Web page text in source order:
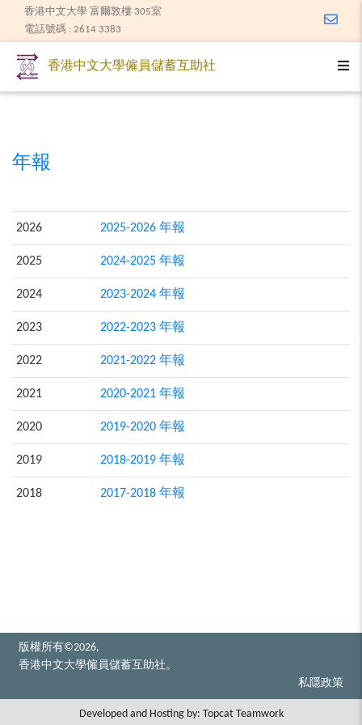
香港中文大學 富爾敦樓 305室
電話號碼 : 2614 3383
Email
香港中文大學僱員儲蓄互助社
年報
2026 2025-2026 年報
2025 2024-2025 年報
2024 2023-2024 年報
2023 2022-2023 年報
2022 2021-2022 年報
2021 2020-2021 年報
2020 2019-2020 年報
2019 2018-2019 年報
2018 2017-2018 年報
版權所有©2026,
香港中文大學僱員儲蓄互助社。
私隱政策
Developed and Hosting by: Topcat Teamwork